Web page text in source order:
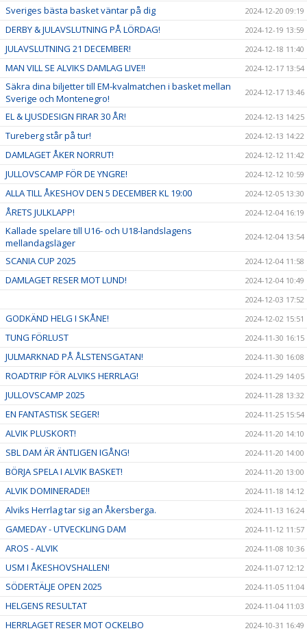
Sveriges bästa basket väntar på dig 2024-12-20 09:19
DERBY & JULAVSLUTNING PÅ LÖRDAG! 2024-12-19 13:59
JULAVSLUTNING 21 DECEMBER! 2024-12-18 11:40
MAN VILL SE ALVIKS DAMLAG LIVE!! 2024-12-17 13:54
Säkra dina biljetter till EM-kvalmatchen i basket mellan
Sverige och Montenegro!
2024-12-17 13:46
EL & LJUSDESIGN FIRAR 30 ÅR! 2024-12-13 14:25
Tureberg står på tur! 2024-12-13 14:22
DAMLAGET ÅKER NORRUT! 2024-12-12 11:42
JULLOVSCAMP FÖR DE YNGRE! 2024-12-12 10:59
ALLA TILL ÅKESHOV DEN 5 DECEMBER KL 19:00 2024-12-05 13:30
ÅRETS JULKLAPP! 2024-12-04 16:19
Kallade spelare till U16- och U18-landslagens
mellandagsläger
2024-12-04 13:54
SCANIA CUP 2025 2024-12-04 11:58
DAMLAGET RESER MOT LUND!
2024-12-04 10:49
2024-12-03 17:52
GODKÄND HELG I SKÅNE! 2024-12-02 15:51
TUNG FÖRLUST 2024-11-30 16:15
JULMARKNAD PÅ ÅLSTENSGATAN! 2024-11-30 16:08
ROADTRIP FÖR ALVIKS HERRLAG! 2024-11-29 14:05
JULLOVSCAMP 2025 2024-11-28 13:32
EN FANTASTISK SEGER! 2024-11-25 15:54
ALVIK PLUSKORT! 2024-11-20 14:10
SBL DAM ÄR ÄNTLIGEN IGÅNG! 2024-11-20 14:00
BÖRJA SPELA I ALVIK BASKET! 2024-11-20 13:00
ALVIK DOMINERADE!! 2024-11-18 14:12
Alviks Herrlag tar sig an Åkersberga. 2024-11-13 16:24
GAMEDAY - UTVECKLING DAM 2024-11-12 11:57
AROS - ALVIK 2024-11-08 10:36
USM I ÅKESHOVSHALLEN! 2024-11-07 12:12
SÖDERTÄLJE OPEN 2025 2024-11-05 11:04
HELGENS RESULTAT 2024-11-04 11:03
HERRLAGET RESER MOT OCKELBO 2024-10-31 16:49